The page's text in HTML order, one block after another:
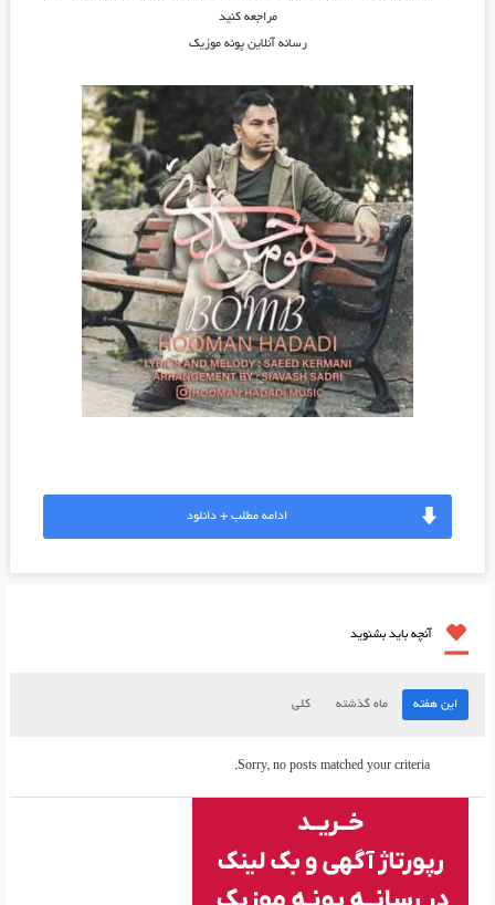
مراجعه کنید
رسانه آنلاین پونه موزیک
ادامه مطلب + دانلود
آنچه باید بشنوید
این هفته ماه گذشته کلی
Sorry, no posts matched your criteria.